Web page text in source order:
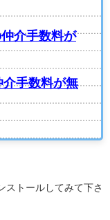
介手数料が
手数料が無
ストールしてみて下さ